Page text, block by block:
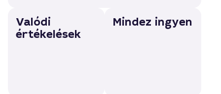
Valódi
értékelések
Mindez ingyen